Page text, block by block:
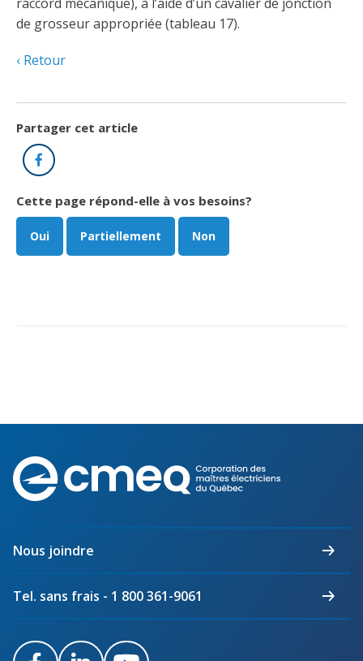
de grosseur appropriée (tableau 17).
Retour
Partager cet article
Facebook
Cette page répond-elle à vos besoins?
Oui Partiellement Non
des
électriciens
Nous joindre
Tel. sans frais - 1 800 361-9061